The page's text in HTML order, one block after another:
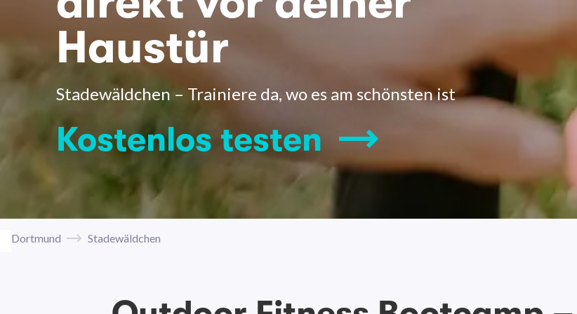
Haustür
Stadewäldchen – Trainiere da, wo es am schönsten ist
Kostenlos testen
Dortmund Stadewäldchen